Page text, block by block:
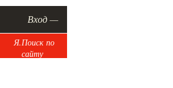
Вход —
Я.Поиск по
сайту